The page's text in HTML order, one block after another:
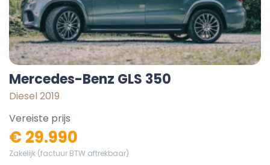
Mercedes-Benz GLS 350
Diesel 2019
Vereiste prijs
€ 29.990
Zakelijk (factuur BTW aftrekbaar)